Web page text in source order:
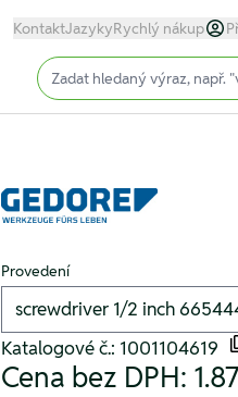
KontaktJazykyRychlý nákup
Input (text)
Provedení
Katalogové č.: 1001104619
Cena bez DPH: